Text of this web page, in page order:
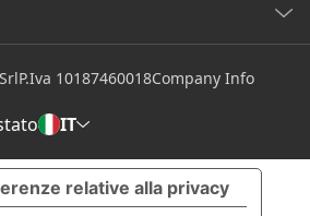
di vendita
P.Iva 10187460018Company Info
IT
relative alla privacy